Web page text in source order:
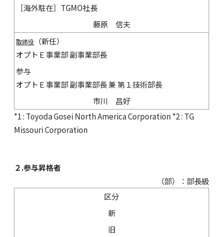
［海外駐在］TGMO社長
藤原 信夫
取締役
（新任）
オプトＥ事業部 副事業部長
参与
オプトＥ事業部 副事業部長 兼 第１技術部長
市川 昌好
*1 : Toyoda Gosei North America Corporation *2 : TG
Missouri Corporation
２.参与昇格者
（部）：部長級
区分
新
旧